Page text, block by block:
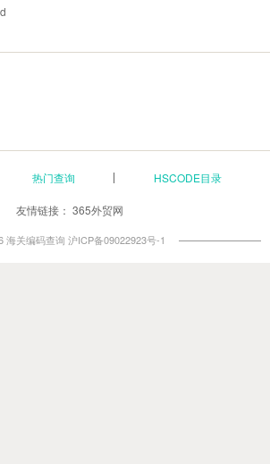
热门查询 HSCODE目录
友情链接： 365外贸网
海关编码查询 沪ICP备09022923号-1